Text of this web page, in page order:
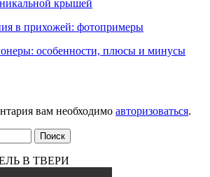
крышей
в прихожей: фотопримеры
особенности, плюсы и минусы
вам необходимо авторизоваться.
В ТВЕРИ